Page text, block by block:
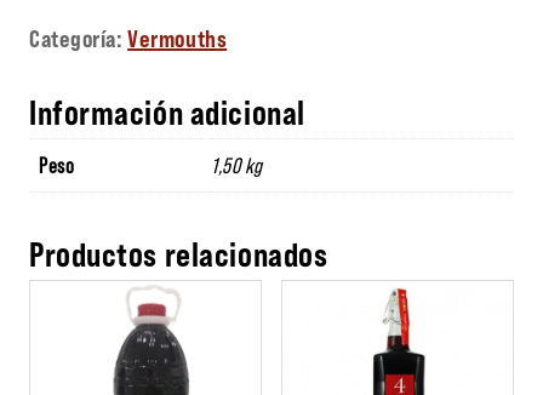
Categoría:Vermouths
Información adicional
Peso 1,50 kg
Productos relacionados